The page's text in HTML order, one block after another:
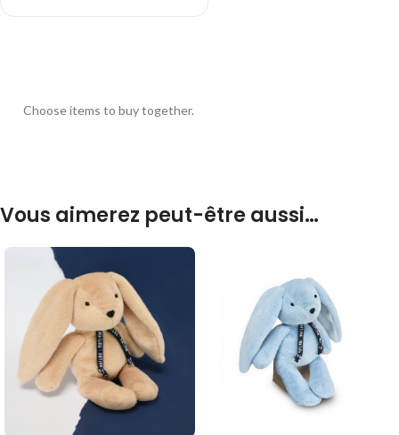
Choose items to buy together.
Vous aimerez peut-être aussi…